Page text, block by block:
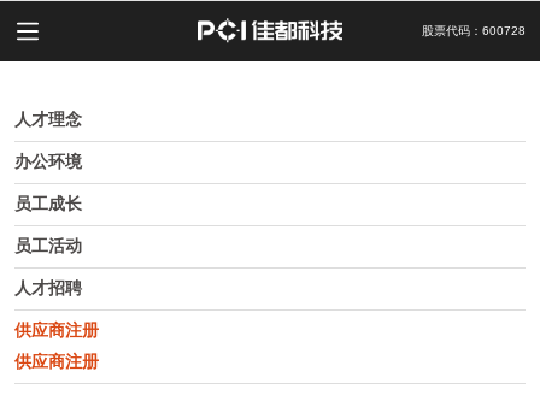
股票代码：600728
人才理念
办公环境
员工成长
员工活动
人才招聘
供应商注册
供应商注册